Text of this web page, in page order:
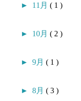
► 11月( 1 )
► 10月( 2 )
►9月( 1 )
►8月( 3 )